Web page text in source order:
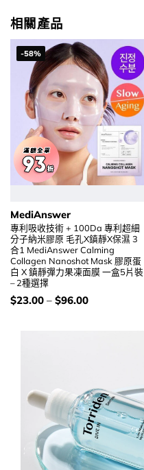
相關產品
-58%
MediAnswer
專利吸收技術 + 100Da 專利超細
分子納米膠原 毛孔X鎮靜X保濕 3
合1 MediAnswer Calming
Collagen Nanoshot Mask 膠原蛋
白 X 鎮靜彈力果凍面膜 一盒5片裝
– 2種選擇
價
錢：
$23.00– $96.00